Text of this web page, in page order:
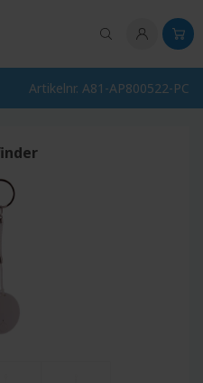
Artikelnr. A81-AP800522-PC